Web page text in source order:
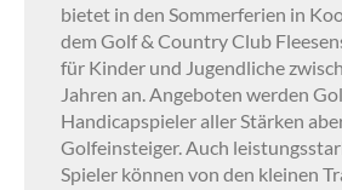
bietet in den Sommerferien in
dem Golf & Country Club
für Kinder und Jugendliche
Jahren an. Angeboten werden
Handicapspieler aller Stärken
Golfeinsteiger. Auch
Spieler können von den kleinen